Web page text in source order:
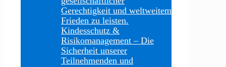
Gerechtigkeit und weltweitem
Frieden zu leisten.
Kindesschutz &
Risikomanagement – Die
Sicherheit unserer
Teilnehmenden und